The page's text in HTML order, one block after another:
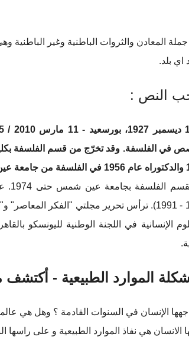
جملة المعادن والثروات الباطنية وغير الباطنية
اي بلد.
النص :
عمل
جامعة الكويت (1974 - 1991). ترأس تحرير مجلتي
الإنسانية في اللجنة الوطنية لليونسكو
الموارد الطبيعية -
الإنسان في السنوات القادمة ؟ وهل هي
الانسان هي نفاذ الموارد الطبيعية و على راسها